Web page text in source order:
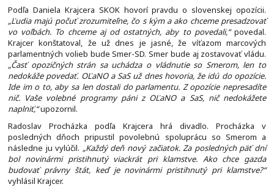
Podľa Daniela Krajcera SKOK hovorí pravdu o slovenskej opozícii.
„Ľudia majú počuť zrozumiteľne, čo s kým a ako chceme presadzovať
vo voľbách. To chceme aj od ostatných, aby to povedali,“povedal.
Krajcer konštatoval, že už dnes je jasné, že víťazom marcových
parlamentných volieb bude Smer-SD. Smer bude aj zostavovať vládu.
„Časť opozičných strán sa uchádza o vládnutie so Smerom, len to
nedokáže povedať. OĽaNO a SaS už dnes hovoria, že idú do opozície.
Ide im o to, aby sa len dostali do parlamentu. Z opozície nepresadíte
nič. Vaše volebné programy páni z OĽaNO a SaS, nič nedokážete
naplniť,“upozornil.
Radoslav Procházka podľa Krajcera hrá divadlo. Procházka v
posledných dňoch pripustil povolebnú spoluprácu so Smerom a
následne ju vylúčil. „Každý deň nový začiatok. Za posledných päť dní
bol novinármi pristihnutý viackrát pri klamstve. Ako chce gazda
budovať právny štát, keď je novinármi pristihnutý pri klamstve?“
vyhlásil Krajcer.